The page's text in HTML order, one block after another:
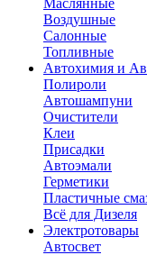
Маслянные
Воздушные
Салонные
Топливные
Автохимия и
Полироли
Автошампуни
Очистители
Клеи
Присадки
Автоэмали
Герметики
Пластичные
Всё для Дизеля
Электротовары
Автосвет